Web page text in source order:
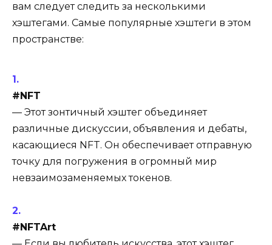
вам следует следить за несколькими
хэштегами. Самые популярные хэштеги в этом
пространстве:
#NFT
— Этот зонтичный хэштег объединяет
различные дискуссии, объявления и дебаты,
касающиеся NFT. Он обеспечивает отправную
точку для погружения в огромный мир
невзаимозаменяемых токенов.
#NFTArt